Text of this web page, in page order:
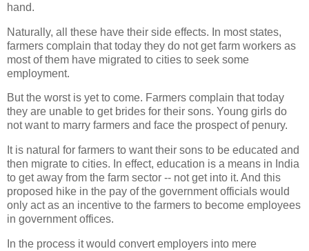
hand.
Naturally, all these have their side effects. In most states,
farmers complain that today they do not get farm workers as
most of them have migrated to cities to seek some
employment.
But the worst is yet to come. Farmers complain that today
they are unable to get brides for their sons. Young girls do
not want to marry farmers and face the prospect of penury.
It is natural for farmers to want their sons to be educated and
then migrate to cities. In effect, education is a means in India
to get away from the farm sector -- not get into it. And this
proposed hike in the pay of the government officials would
only act as an incentive to the farmers to become employees
in government offices.
In the process it would convert employers into mere